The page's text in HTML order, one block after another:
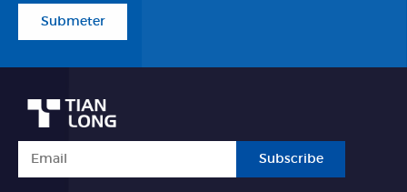
Submeter
Subscribe